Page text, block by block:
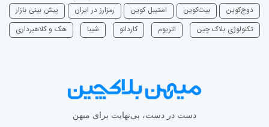
دوج‌کوین
بیت‌کوین استیبل کوین رمزارز در ایران
پیش بینی بازار
تکنولوژی بلاک چین
اتریوم ‌کاردانو شیبا هک و کلاهبرداری
دست در دست، بی‌نهایت برای میهن